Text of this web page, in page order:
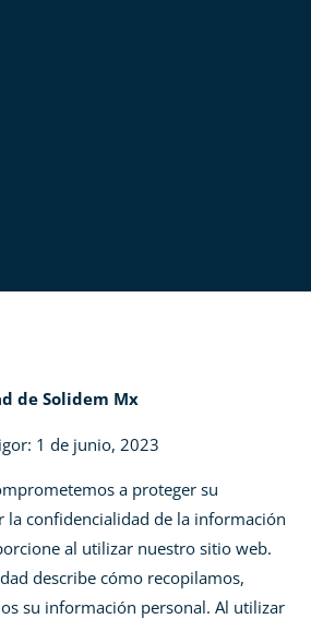
de Solidem Mx
1 de junio, 2023
a proteger su
la confidencialidad de la información
al utilizar nuestro sitio web.
describe cómo recopilamos,
su información personal. Al utilizar